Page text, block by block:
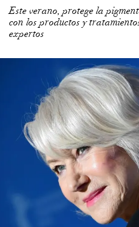
Este verano, protege la
con los productos y
expertos